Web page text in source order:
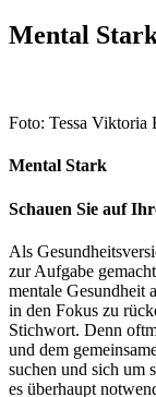
Mental
Foto: Tessa Viktoria
Mental Stark
Schauen Sie auf
Als
zur Aufgabe
mentale Gesundheit
in den Fokus zu
Stichwort. Denn
und dem
suchen und sich um
es überhaupt